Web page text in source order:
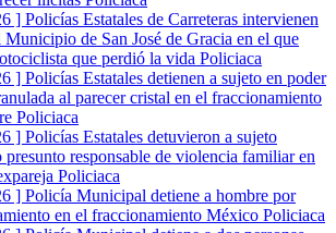
] Policías Estatales de Carreteras intervienen
Municipio de San José de Gracia en el que
que perdió la vida Policiaca
] Policías Estatales detienen a sujeto en poder
al parecer cristal en el fraccionamiento
Policiaca
] Policías Estatales detuvieron a sujeto
presunto responsable de violencia familiar en
Policiaca
] Policía Municipal detiene a hombre por
en el fraccionamiento México Policiaca